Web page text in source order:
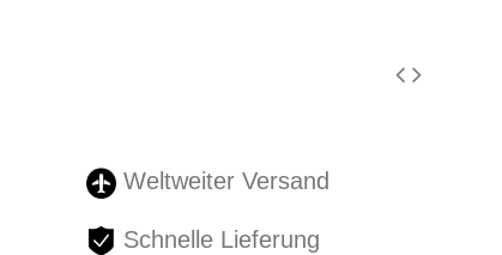
Weltweiter Versand
Schnelle Lieferung